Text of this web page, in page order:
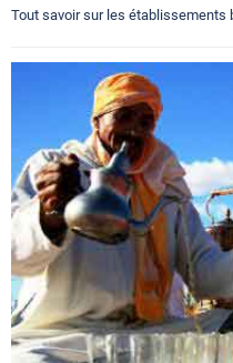
Tout savoir sur les établissements